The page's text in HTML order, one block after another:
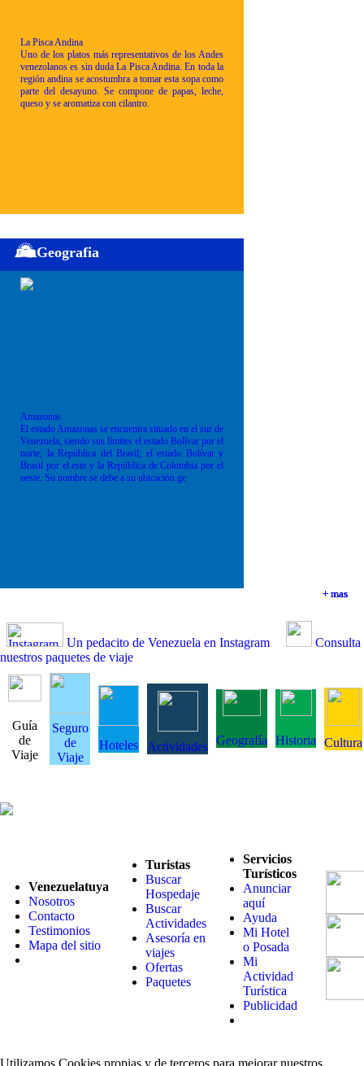
+ mas
+ mas
La Pisca Andina
Uno de los platos más representativos de los Andes
venezolanos es sin duda La Pisca Andina. En toda la
región andina se acostumbra a tomar esta sopa como
parte del desayuno. Se compone de papas, leche,
queso y se aromatiza con cilantro.
+ mas
Geografia
Amazonas
El estado Amazonas se encuentra situado en el sur de
Venezuela, siendo sus límites el estado Bolívar por el
norte; la República del Brasil; el estado Bolívar y
Brasil por el este y la República de Colombia por el
oeste. Su nombre se debe a su ubicación ge
+ mas
Un pedacito de Venezuela en Instagram
Consulta
nuestros paquetes de viaje
Guía
de
Viaje
Seguro
de
Viaje
Hoteles Actividades Geografía Historia Cultura
Venezuelatuya
Nosotros
Contacto
Testimonios
Mapa del sitio
Turistas
Buscar
Hospedaje
Buscar
Actividades
Asesoría en
viajes
Ofertas
Paquetes
Servicios
Turísticos
Anunciar
aquí
Ayuda
Mi Hotel
o Posada
Mi
Actividad
Turística
Publicidad
Utilizamos Cookies propias y de terceros para mejorar nuestros